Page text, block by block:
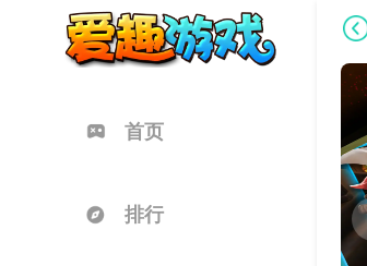
首页
排行